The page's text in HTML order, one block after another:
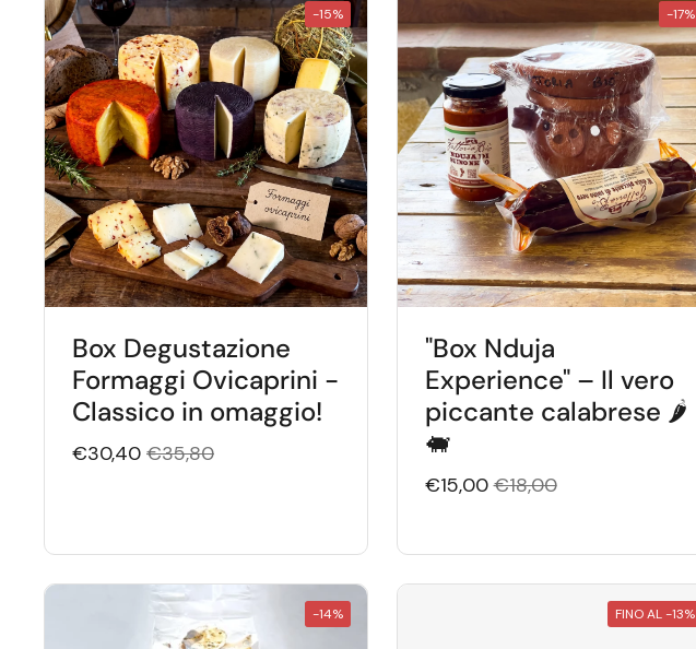
Box Degustazione
Formaggi Ovicaprini -
Classico in omaggio!
€30,40 €35,80
-15%
"Box Nduja
Experience" – Il vero
piccante calabrese 🌶️
🐖
€15,00 €18,00
-17%
-14% FINO AL -13%